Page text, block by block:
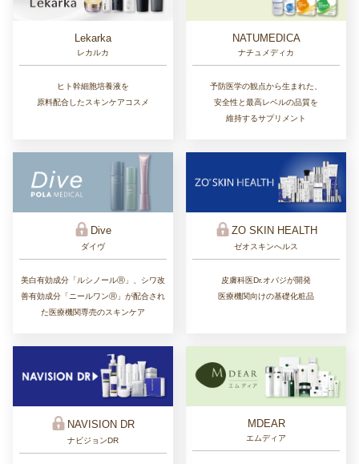
Lekarka
レカルカ
ヒト幹細胞培養液を
原料配合したスキンケアコスメ
NATUMEDICA
ナチュメディカ
予防医学の観点から生まれた、
安全性と最高レベルの品質を
維持するサプリメント
Dive
ダイヴ
美白有効成分「ルシノールⓇ」、シワ改
善有効成分「ニールワンⓇ」が配合され
た医療機関専売のスキンケア
ZO SKIN HEALTH
ゼオスキンへルス
皮膚科医Dr.オバジが開発
医療機関向けの基礎化粧品
NAVISION DR
ナビジョンDR
MDEAR
エムディア